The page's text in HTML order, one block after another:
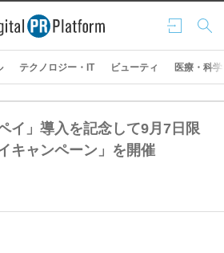
ログ
イン
検索
テクノロジー・IT ビューティ 医療・科学
イ」導入を記念して9月7日限
キャンペーン」を開催